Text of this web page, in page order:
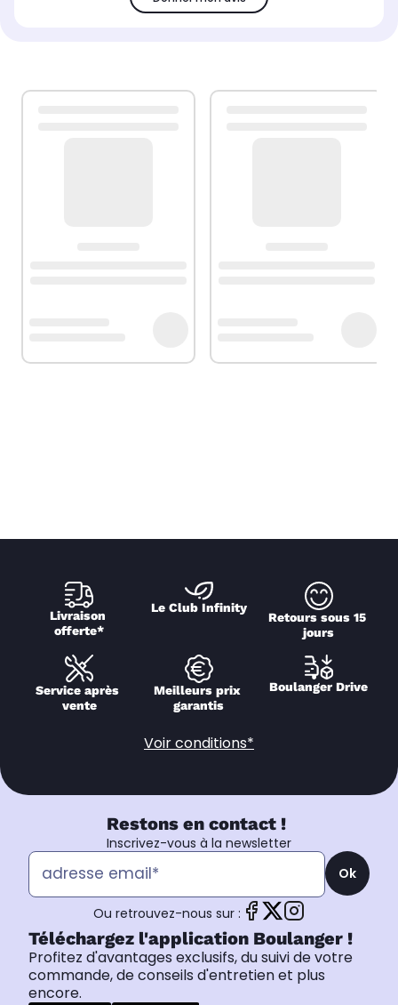
Livraison
offerte*
Le Club Infinity
Retours sous 15
jours
Service après
vente
Meilleurs prix
garantis
Boulanger Drive
Voir conditions*
Restons en contact !
Inscrivez-vous à la newsletter
Ok
Ou retrouvez-nous sur :
Téléchargez l'application Boulanger !
Profitez d'avantages exclusifs, du suivi de votre
commande, de conseils d'entretien et plus
encore.